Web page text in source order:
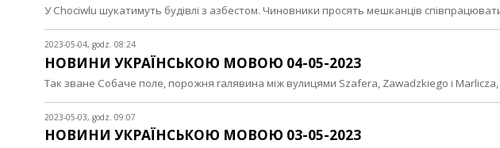
У Chociwlu шукатимуть будівлі з азбестом. Чиновники просять мешканців
2023-05-04, godz. 08:24
НОВИНИ УКРАЇНСЬКОЮ МОВОЮ 04-05-2023
Так зване Собаче поле, порожня галявина між вулицями Szafera, Zawadzkiego i
2023-05-03, godz. 09:07
НОВИНИ УКРАЇНСЬКОЮ МОВОЮ 03-05-2023